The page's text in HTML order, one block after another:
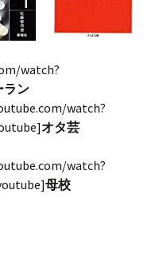
watch?
ラン
watch?
オタ芸
watch?
母校